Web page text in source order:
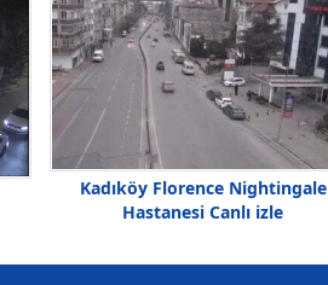
Kadıköy Florence Nightingale
Hastanesi Canlı izle